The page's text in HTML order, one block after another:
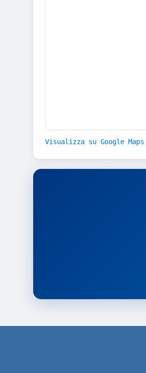
Visualizza su Google